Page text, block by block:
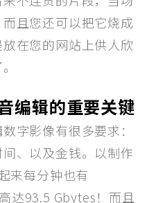
且您还可以把它烧成
在您的网站上供人欣
编辑的重要关键
字影像有很多要求：
、以及金钱。以制作
来每分钟也有
达93.5 Gbytes！而且